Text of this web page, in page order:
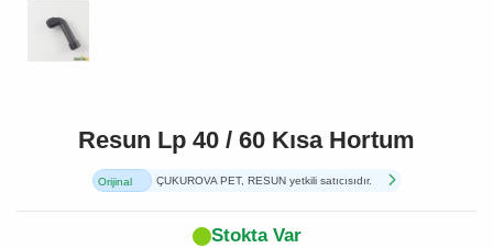
Resun Lp 40 / 60 Kısa Hortum
Orijinal
ÇUKUROVA PET, RESUN yetkili satıcısıdır.
Stokta Var